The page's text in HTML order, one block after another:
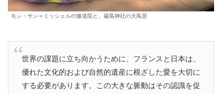
モン・サン＝ミッシェルの修道院と、厳島神社の大鳥居
世界の課題に立ち向かうために、フランスと日本は、
優れた文化的および自然的遺産に根ざした愛を大切に
する必要があります。この大きな脈動はその認識を促